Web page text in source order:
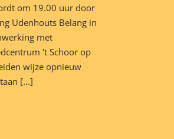
om 19.00 uur door
Udenhouts Belang in
met
't Schoor op
wijze opnieuw
[...]